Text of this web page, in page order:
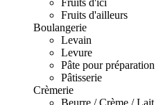
Fruits d'ici
Fruits d'ailleurs
Boulangerie
Levain
Levure
Pâte pour préparation
Pâtisserie
Crèmerie
Beurre / Crème / Lait